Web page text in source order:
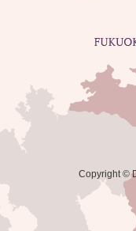
Copyright ©